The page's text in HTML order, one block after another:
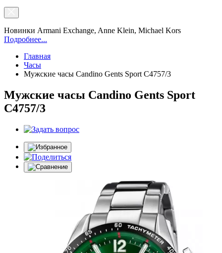
Новинки Armani Exchange, Anne Klein, Michael Kors
Подробнее...
Главная
Часы
Мужские часы Candino Gents Sport C4757/3
Мужские часы Candino Gents Sport
C4757/3